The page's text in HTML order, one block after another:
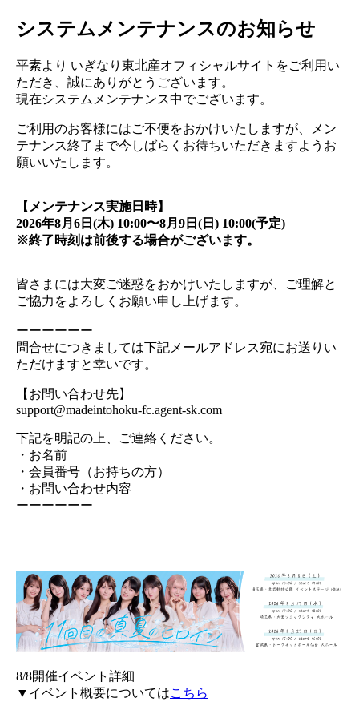
システムメンテナンスのお知らせ
平素より いぎなり東北産オフィシャルサイトをご利用い
ただき、誠にありがとうございます。
現在システムメンテナンス中でございます。
ご利用のお客様にはご不便をおかけいたしますが、メン
テナンス終了まで今しばらくお待ちいただきますようお
願いいたします。
【メンテナンス実施日時】
2026年8月6日(木) 10:00〜8月9日(日) 10:00(予定)
※終了時刻は前後する場合がございます。
皆さまには大変ご迷惑をおかけいたしますが、ご理解と
ご協力をよろしくお願い申し上げます。
ーーーーーー
問合せにつきましては下記メールアドレス宛にお送りい
ただけますと幸いです。
【お問い合わせ先】
support@madeintohoku-fc.agent-sk.com
下記を明記の上、ご連絡ください。
・お名前
・会員番号（お持ちの方）
・お問い合わせ内容
ーーーーーー
8/8開催イベント詳細
▼イベント概要についてはこちら